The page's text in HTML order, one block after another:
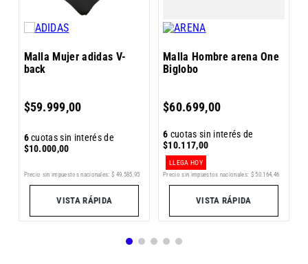
Malla Mujer adidas V-
back
$59.999,00
6cuotas sin interés de
$10.000,00
Precio sin impuestos nacionales: $ 49.585,95
VISTA RÁPIDA
Malla Hombre arena One
Biglobo
$60.699,00
6 cuotas sin interés de
$10.117,00
LLEGA HOY
Precio sin impuestos nacionales: $ 50.164,46
VISTA RÁPIDA